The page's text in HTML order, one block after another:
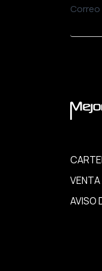
AVISO